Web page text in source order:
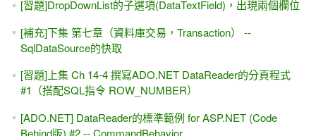
事件嗎？
Xamarin入門的第一個範例
ASP.NET Core & ADO.NET 入門 #2 -- 讀取appsettings.json
設定檔與參數的寫法（SqlCommand）
[勘誤表]深入探索 .NET資料存取：ADO.NET +
SqlDataSource+ LINQ (松崗)